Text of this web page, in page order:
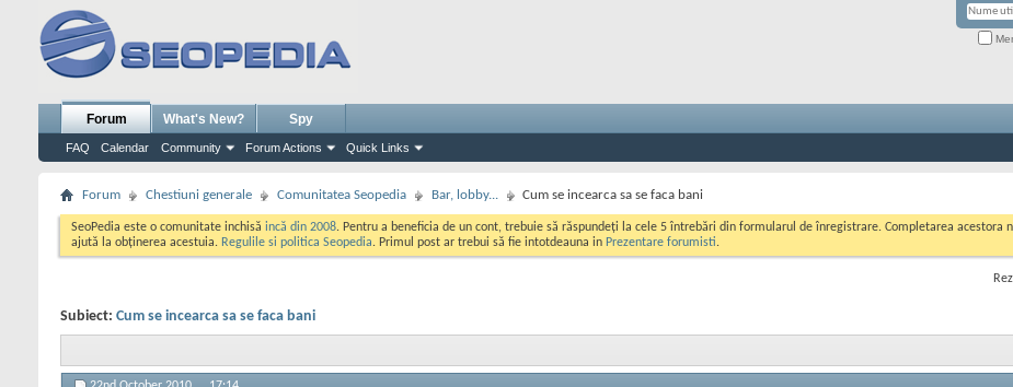
Forum
FAQ Calendar Community Forum Actions Quick Links
What's New? Spy
Forum Chestiuni generale Comunitatea Seopedia Bar, lobby... Cum se incearca sa se faca bani
SeoPedia este o comunitate inchisă incă din 2008. Pentru a beneficia de un cont, trebuie să răspundeți la cele 5 întrebări din formularul de înregistrare. Completarea
ajută la obținerea acestuia. Regulile si politica Seopedia. Primul post ar trebui să fie intotdeauna in Prezentare forumisti.
Subiect: Cum se incearca sa se faca bani